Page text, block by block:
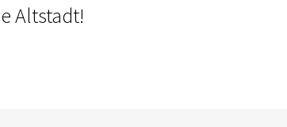
Altstadt!